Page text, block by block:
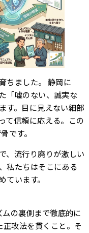
ちました。 静岡に
「嘘のない、誠実な
す。目に見えない細部
て信頼に応える。この
です。
、流行り廃りが激しい
私たちはそこにある
ています。
の裏側まで徹底的に
攻法を貫くこと。そ